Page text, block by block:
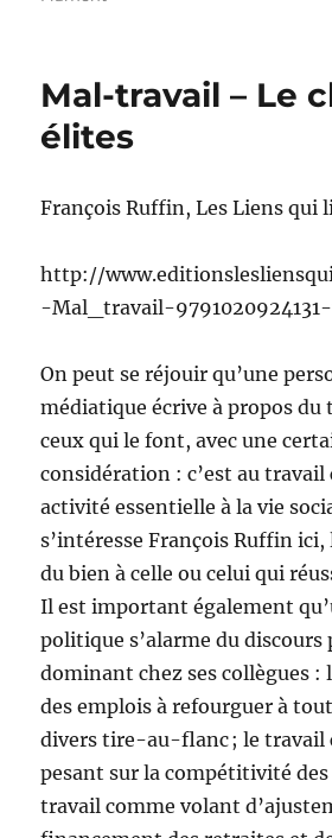
Mal-travail – Le
élites
François Ruffin, Les Liens qui
http://
-Mal_travail-
On peut se réjouir qu’une
médiatique écrive à propos du
ceux qui le font, avec une
considération : c’est au travail
activité essentielle à la vie
s’intéresse François Ruffin
du bien à celle ou celui qui
Il est important également
politique s’alarme du
dominant chez ses collègues :
des emplois à refourguer à
divers tire-au-flanc ; le travail
pesant sur la compétitivité
travail comme volant